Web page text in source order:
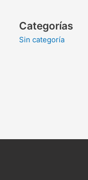
Categorías
Sin categoría